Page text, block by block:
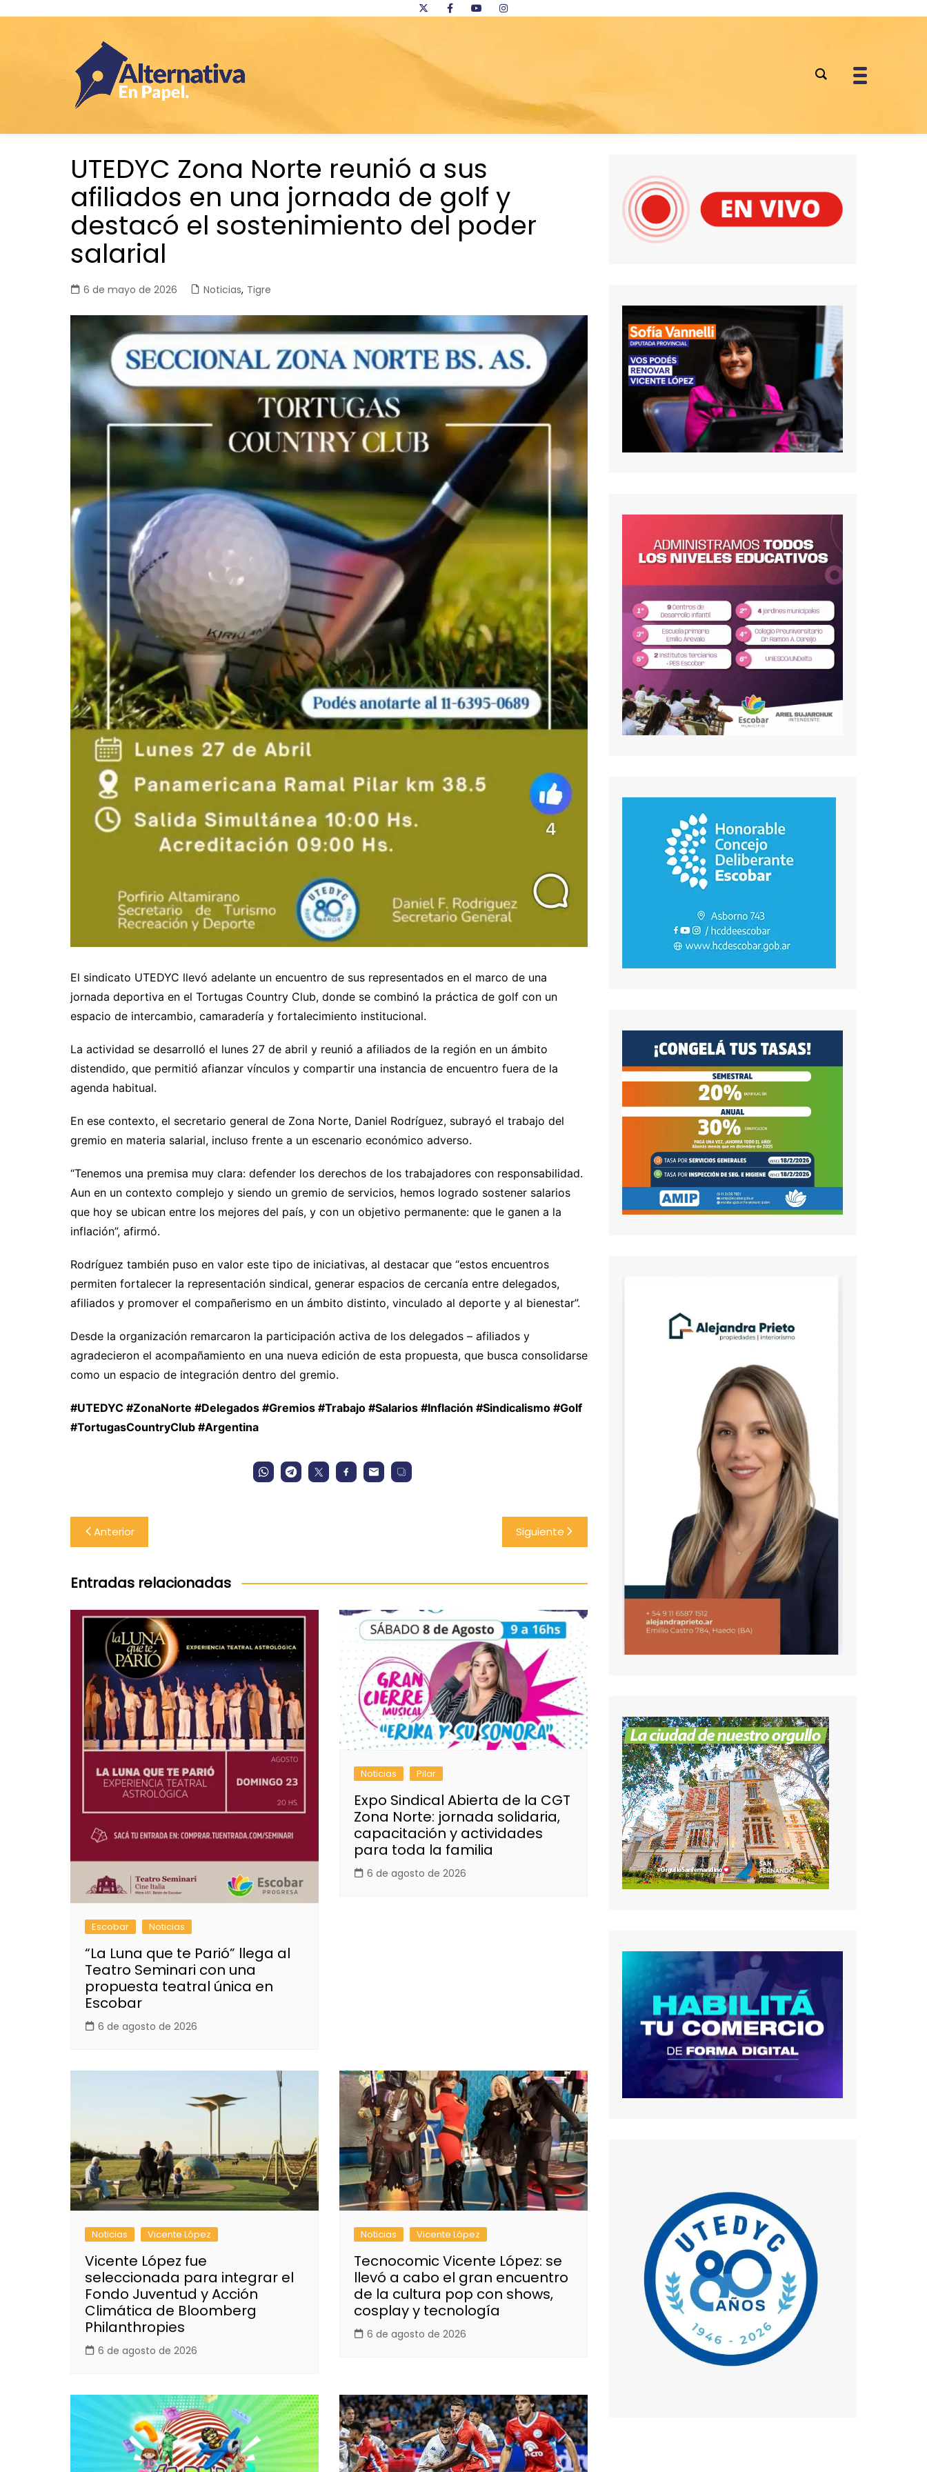
UTEDYC Zona Norte reunió a sus
afiliados en una jornada de golf y
destacó el sostenimiento del poder
salarial
6 de mayo de 2026 Noticias, Tigre
El sindicato UTEDYC llevó adelante un encuentro de sus representados en el marco de una
jornada deportiva en el Tortugas Country Club, donde se combinó la práctica de golf con un
espacio de intercambio, camaradería y fortalecimiento institucional.
La actividad se desarrolló el lunes 27 de abril y reunió a afiliados de la región en un ámbito
distendido, que permitió afianzar vínculos y compartir una instancia de encuentro fuera de la
agenda habitual.
En ese contexto, el secretario general de Zona Norte, Daniel Rodríguez, subrayó el trabajo del
gremio en materia salarial, incluso frente a un escenario económico adverso.
“Tenemos una premisa muy clara: defender los derechos de los trabajadores con responsabilidad.
Aun en un contexto complejo y siendo un gremio de servicios, hemos logrado sostener salarios
que hoy se ubican entre los mejores del país, y con un objetivo permanente: que le ganen a la
inflación”, afirmó.
Rodríguez también puso en valor este tipo de iniciativas, al destacar que “estos encuentros
permiten fortalecer la representación sindical, generar espacios de cercanía entre delegados,
afiliados y promover el compañerismo en un ámbito distinto, vinculado al deporte y al bienestar”.
Desde la organización remarcaron la participación activa de los delegados – afiliados y
agradecieron el acompañamiento en una nueva edición de esta propuesta, que busca consolidarse
como un espacio de integración dentro del gremio.
#UTEDYC #ZonaNorte #Delegados #Gremios #Trabajo #Salarios #Inflación #Sindicalismo #Golf
#TortugasCountryClub #Argentina
Navegación
de
entradas
Anterior Siguiente
Entradas relacionadas
Escobar Noticias
“La Luna que te Parió” llega al
Teatro Seminari con una
propuesta teatral única en
Escobar
6 de agosto de 2026
Noticias Pilar
Expo Sindical Abierta de la CGT
Zona Norte: jornada solidaria,
capacitación y actividades
para toda la familia
6 de agosto de 2026
Noticias Vicente López
Vicente López fue
seleccionada para integrar el
Fondo Juventud y Acción
Climática de Bloomberg
Philanthropies
6 de agosto de 2026
Noticias Vicente López
Tecnocomic Vicente López: se
llevó a cabo el gran encuentro
de la cultura pop con shows,
cosplay y tecnología
6 de agosto de 2026